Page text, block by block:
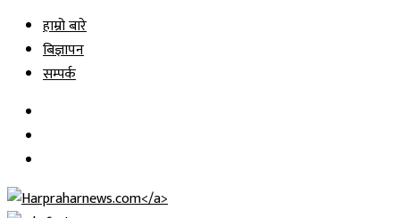
Skip
content
हाम्रो बारे
बिज्ञापन
सम्पर्क